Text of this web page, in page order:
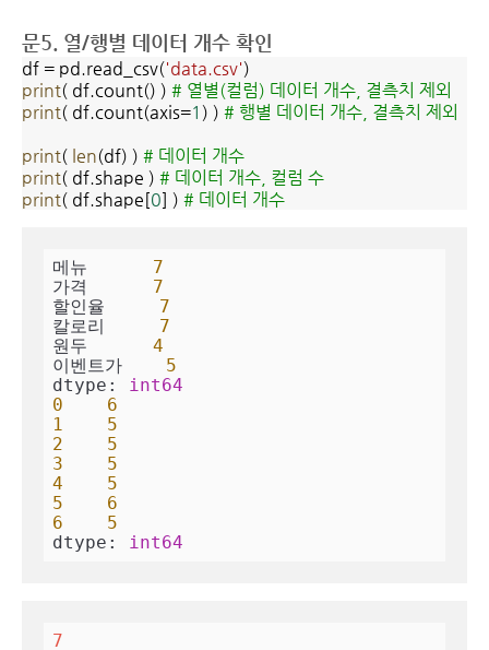
문5. 열/행별 데이터 개수 확인
df = pd.read_csv('data.csv')
print( df.count() ) # 열별(컬럼) 데이터 개수, 결측치 제외
print( df.count(axis=1 ) ) # 행별 데이터 개수, 결측치 제외
print( len(df) ) # 데이터 개수
print( df.shape ) # 데이터 개수, 컬럼 수
print( df.shape[0] ) # 데이터 개수
메뉴 7
가격 7
할인율 7
칼로리 7
원두 4
이벤트가 5
dtype: int64
0
6
1
5
2
5
3
5
4
5
5
6
6
5
dtype: int64
7